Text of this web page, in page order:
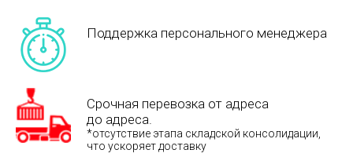
Поддержка персонального менеджера
Срочная перевозка от адреса
до адреса.
*отсутствие этапа складской консолидации,
что ускоряет доставку